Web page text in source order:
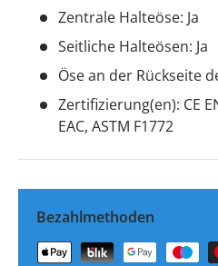
Zentrale Halteöse: Ja
Seitliche Halteösen: Ja
Öse an der Rückseite
Zertifizierung(en): CE
EAC, ASTM F1772
Bezahlmethoden